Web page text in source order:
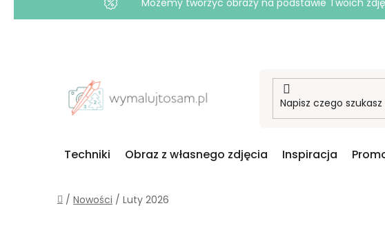
Możemy tworzyć obrazy na podstawie Twoich
Techniki Obraz z własnego zdjęcia Inspiracja
Home
/ Nowości / Luty 2026